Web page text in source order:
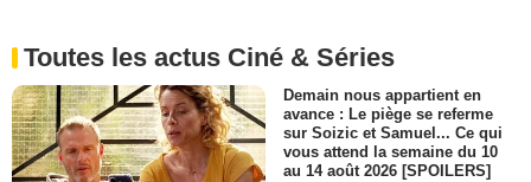
Toutes les actus Ciné & Séries
Demain nous appartient en
avance : Le piège se referme
sur Soizic et Samuel... Ce qui
vous attend la semaine du 10
au 14 août 2026 [SPOILERS]